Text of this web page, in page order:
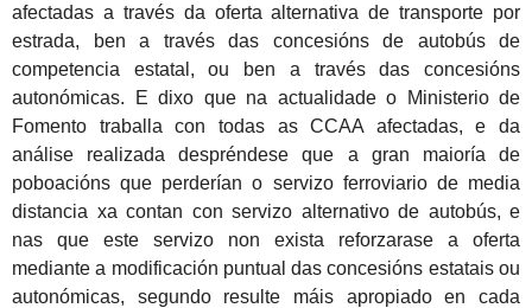
afectadas a través da oferta alternativa de transporte por
estrada, ben a través das concesións de autobús de
competencia estatal, ou ben a través das concesións
autonómicas. E dixo que na actualidade o Ministerio de
Fomento traballa con todas as CCAA afectadas, e da
análise realizada despréndese que a gran maioría de
poboacións que perderían o servizo ferroviario de media
distancia xa contan con servizo alternativo de autobús, e
nas que este servizo non exista reforzarase a oferta
mediante a modificación puntual das concesións estatais ou
autonómicas, segundo resulte máis apropiado en cada